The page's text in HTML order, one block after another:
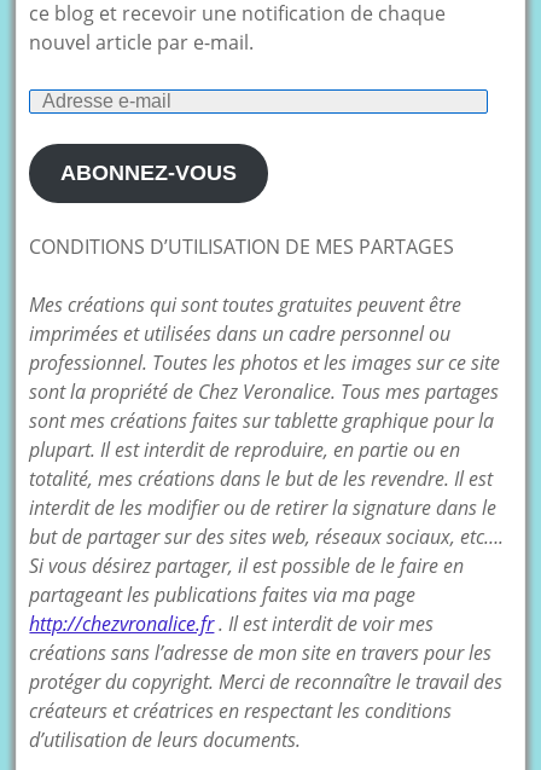
ce blog et recevoir une notification de chaque
nouvel article par e-mail.
Adresse
mail
ABONNEZ-VOUS
CONDITIONS D’UTILISATION DE MES PARTAGES
Mes créations qui sont toutes gratuites peuvent être
imprimées et utilisées dans un cadre personnel ou
professionnel. Toutes les photos et les images sur ce site
sont la propriété de Chez Veronalice. Tous mes partages
sont mes créations faites sur tablette graphique pour la
plupart. Il est interdit de reproduire, en partie ou en
totalité, mes créations dans le but de les revendre. Il est
interdit de les modifier ou de retirer la signature dans le
but de partager sur des sites web, réseaux sociaux, etc….
Si vous désirez partager, il est possible de le faire en
partageant les publications faites via ma page
http://chezvronalice.fr. Il est interdit de voir mes
créations sans l’adresse de mon site en travers pour les
protéger du copyright. Merci de reconnaître le travail des
créateurs et créatrices en respectant les conditions
d’utilisation de leurs documents.